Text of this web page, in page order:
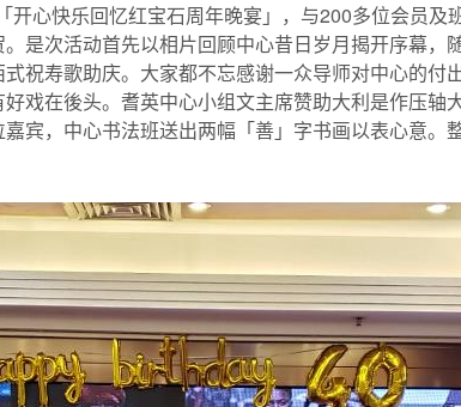
心快乐回忆红宝石周年晚宴」，与200多位会员
是次活动首先以相片回顾中心昔日岁月揭开序幕，
祝寿歌助庆。大家都不忘感谢一众导师对中心的
戏在後头。耆英中心小组文主席赞助大利是作压轴
宾，中心书法班送出两幅「善」字书画以表心意。